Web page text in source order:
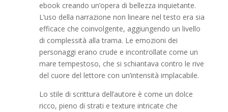
ebook creando un’opera di bellezza inquietante.
L’uso della narrazione non lineare nel testo era sia
efficace che coinvolgente, aggiungendo un livello
di complessità alla trama. Le emozioni dei
personaggi erano crude e incontrollate come un
mare tempestoso, che si schiantava contro le rive
del cuore del lettore con un’intensità implacabile.
Lo stile di scrittura dell’autore è come un dolce
ricco, pieno di strati e texture intricate che